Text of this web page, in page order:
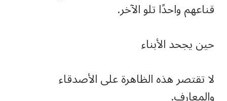
قناعهم واحدًا تلو الآخر.
حين يجحد الأبناء
لا تقتصر هذه الظاهرة على الأصدقاء